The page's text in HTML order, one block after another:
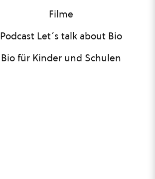
Filme
Podcast Let´s talk about Bio
Bio für Kinder und Schulen